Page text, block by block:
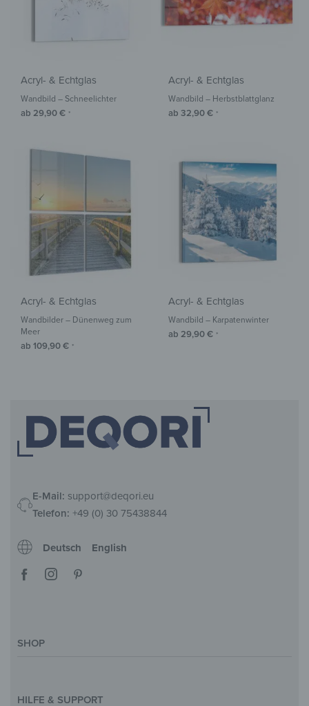
Acryl- & Echtglas
Wandbild – Schneelichter
ab 29,90€ *
Acryl- & Echtglas
Wandbild – Herbstblattglanz
ab 32,90€ *
Acryl- & Echtglas
Wandbilder – Dünenweg zum
Meer
ab 109,90€ *
Acryl- & Echtglas
Wandbild – Karpatenwinter
ab 29,90€ *
E-Mail: support@deqori.eu
Telefon: +49 (0) 30 75438844
Deutsch English
SHOP
Motive & Themenwelt
HILFE & SUPPORT